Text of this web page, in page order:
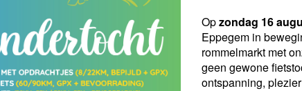
Opzondag 16
Eppegem in
rommelmarkt met
geen gewone
ontspanning,